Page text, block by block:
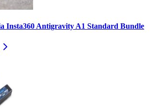
Insta360 Antigravity A1 Standard Bundle